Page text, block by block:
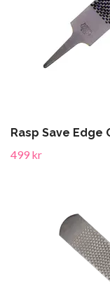
Rasp Save Edge
499 kr